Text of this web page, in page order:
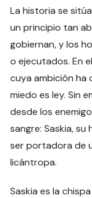
La historia se
un principio tan
gobiernan, y los
o ejecutados. En
cuya ambición ha
miedo es ley. Sin
desde los
sangre: Saskia,
ser portadora de
licántropa.
Saskia es la